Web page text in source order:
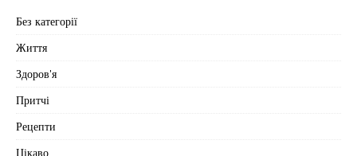
Без категорії
Життя
Здоров'я
Притчі
Рецепти